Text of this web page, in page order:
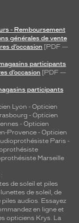
- Remboursement
générales de vente
d’occasion [PDF —
participants
d’occasion [PDF —
participants
Lyon - Opticien
- Opticien
- Opticien
Provence - Opticien
Paris -
Marseille
de soleil et piles
de soleil, de
piles audios. Essayez
en ligne et
opticiens Krys. La